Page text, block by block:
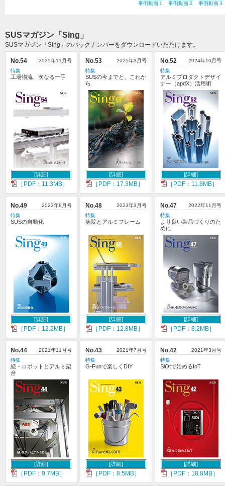
事例動画１ 事例動画２ 事例動画３
SUSマガジン「Sing」
SUSマガジン「Sing」のバックナンバーをダウンロードいただけます。
No.54
2025年11月号
特集
工場物流、次なる一手
[詳細]
［PDF：11.3MB］
No.53
2025年3月号
特集
SUSの今までと、これか
ら
[詳細]
［PDF：17.3MB］
No.52
2024年10月号
特集
アルミプロダクトデザイ
ナー（apdX）活用術
[詳細]
［PDF：11.8MB］
No.49
2023年8月号
特集
SUSの自動化
[詳細]
［PDF：12.2MB］
No.48
2023年3月号
特集
病院とアルミフレーム
[詳細]
［PDF：12.8MB］
No.47
2022年11月号
特集
より良い製品づくりのた
めに
[詳細]
［PDF：8.2MB］
No.44
2021年11月号
特集
続・ロボットとアルミ架
台
[詳細]
［PDF：9.7MB］
No.43
2021年7月号
特集
G-Funで楽しくDIY
[詳細]
［PDF：8.5MB］
No.42
2021年3月号
特集
SiOtで始めるIoT
[詳細]
［PDF：18.8MB］